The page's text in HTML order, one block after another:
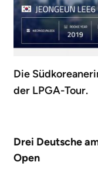
Die
der LPGA-Tour.
Drei Deutsche
Open